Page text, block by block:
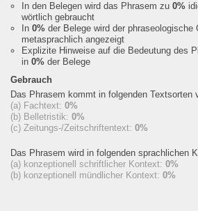
In den Belegen wird das Phrasem zu 0%
wörtlich gebraucht
In 0% der Belege wird der phraseologische
metasprachlich angezeigt
Explizite Hinweise auf die Bedeutung des
in 0% der Belege
Gebrauch
Das Phrasem kommt in folgenden Textsorten
(a) Fachtext: 0%
(b) Belletristik: 0%
(c) Zeitungs-/Zeitschriftentext: 0%
Das Phrasem wird in folgenden sprachlichen
(a) konzeptionell schriftlicher Kontext: 0%
(b) konzeptionell mündlicher Kontext: 0%